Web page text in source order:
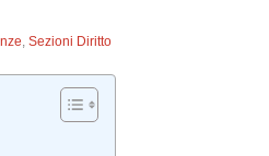
,Sezioni Diritto